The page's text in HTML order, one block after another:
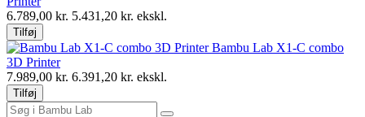
6.789,00 kr. 5.431,20 kr. ekskl.
Tilføj
Bambu Lab X1-C combo
3D Printer
7.989,00 kr. 6.391,20 kr. ekskl.
Tilføj